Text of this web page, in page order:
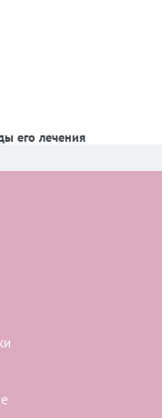
его лечения